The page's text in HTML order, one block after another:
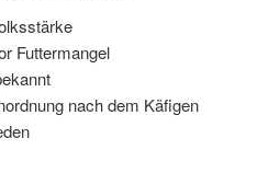
Futtermangel
nach dem Käfigen